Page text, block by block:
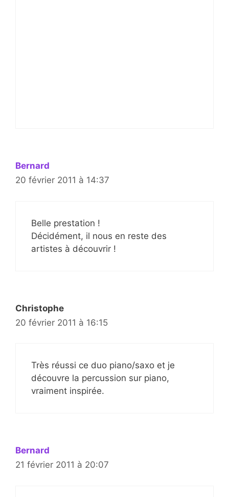
Bernard
20 février 2011 à 14:37
Belle prestation !
Décidément, il nous en reste des
artistes à découvrir !
Christophe
20 février 2011 à 16:15
Très réussi ce duo piano/saxo et je
découvre la percussion sur piano,
vraiment inspirée.
Bernard
21 février 2011 à 20:07